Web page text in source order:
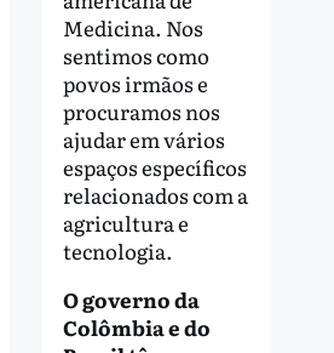
Medicina. Nos
sentimos como
povos irmãos e
procuramos nos
ajudar em vários
espaços específicos
relacionados com a
agricultura e
tecnologia.
O governo da
Colômbia e do